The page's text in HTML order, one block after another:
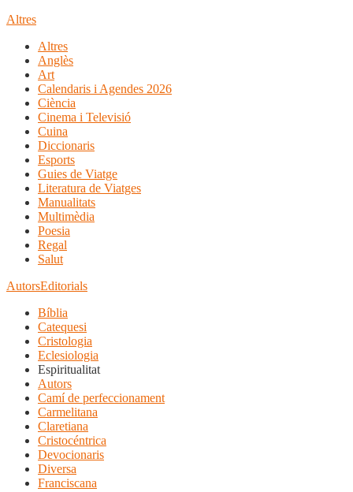
Altres
Altres
Anglès
Art
Calendaris i Agendes 2026
Ciència
Cinema i Televisió
Cuina
Diccionaris
Esports
Guies de Viatge
Literatura de Viatges
Manualitats
Multimèdia
Poesia
Regal
Salut
AutorsEditorials
Bíblia
Catequesi
Cristologia
Eclesiologia
Espiritualitat
Autors
Camí de perfeccionament
Carmelitana
Claretiana
Cristocéntrica
Devocionaris
Diversa
Franciscana